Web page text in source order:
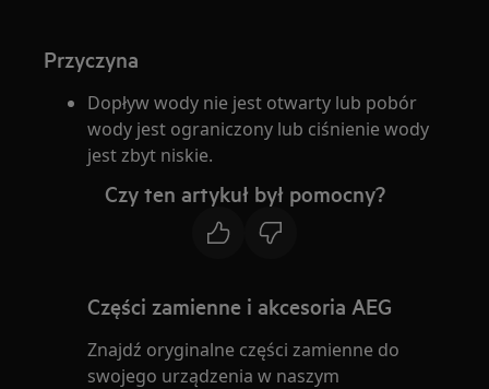
Przyczyna
Dopływ wody nie jest otwarty lub pobór
wody jest ograniczony lub ciśnienie wody
jest zbyt niskie.
Czy ten artykuł był pomocny?
Części zamienne i akcesoria AEG
Znajdź oryginalne części zamienne do
swojego urządzenia w naszym